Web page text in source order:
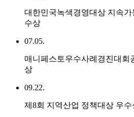
대한민국녹색경영대상 지속
수상
07.05.
매니페스토우수사례경진대회
상
09.22.
제8회 지역산업 정책대상 우